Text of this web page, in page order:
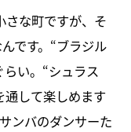
さな町ですが、そ
です。“ブラジル
い。“シュラス
通して楽しめます
ンバのダンサーた